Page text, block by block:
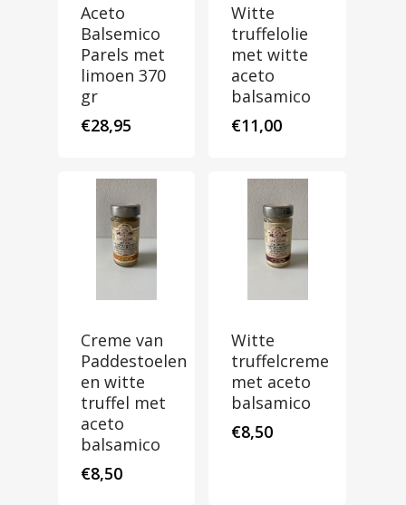
Aceto
Balsemico
Parels met
limoen 370
gr
€28,95
Witte
truffelolie
met witte
aceto
balsamico
€11,00
Creme van
Paddestoelen
en witte
truffel met
aceto
balsamico
€8,50
Witte
truffelcreme
met aceto
balsamico
€8,50